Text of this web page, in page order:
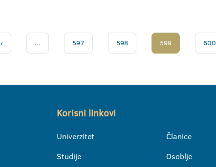
‹ ... 597 598 599 600
Korisni linkovi
Univerzitet
Studije
Članice
Osoblje